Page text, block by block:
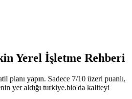
Yerel İşletme Rehberi
planı yapın. Sadece 7/10 üzeri puanlı,
yer aldığı turkiye.bio'da kaliteyi